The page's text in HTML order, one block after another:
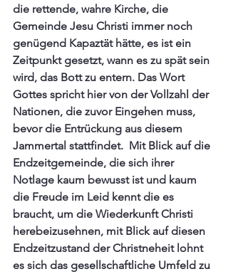
die rettende, wahre Kirche, die
Gemeinde Jesu Christi immer noch
genügend Kapaztät hätte, es ist ein
Zeitpunkt gesetzt, wann es zu spät sein
wird, das Bott zu entern. Das Wort
Gottes spricht hier von der Vollzahl der
Nationen, die zuvor Eingehen muss,
bevor die Entrückung aus diesem
Jammertal stattfindet.  Mit Blick auf die
Endzeitgemeinde, die sich ihrer
Notlage kaum bewusst ist und kaum
die Freude im Leid kennt die es
braucht, um die Wiederkunft Christi
herebeizusehnen, mit Blick auf diesen
Endzeitzustand der Christneheit lohnt
es sich das gesellschaftliche Umfeld zu